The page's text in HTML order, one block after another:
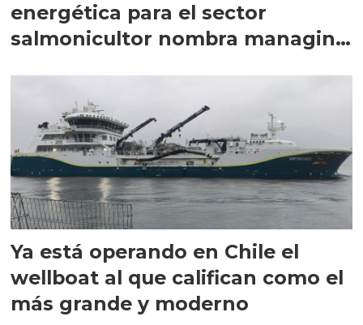
energética para el sector
salmonicultor nombra managing
Ya está operando en Chile el
wellboat al que califican como el
más grande y moderno